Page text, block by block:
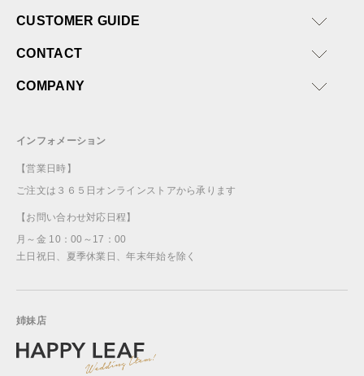
CUSTOMER GUIDE
CONTACT
COMPANY
インフォメーション
【営業日時】
ご注文は３６５日オンラインストアから承ります
【お問い合わせ対応日程】
月～金 10：00～17：00
土日祝日、夏季休業日、年末年始を除く
姉妹店